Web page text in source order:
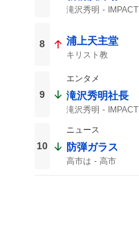
滝沢秀明 IMPACT
8 浦上天主堂
キリスト教
9
エンタメ
滝沢秀明社長
滝沢秀明 IMPACT
想像できない
10
ニュース
防弾ガラス
高市は 高市